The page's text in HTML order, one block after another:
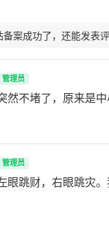
备案成功了，还能发表
管理员
然不堵了，原来是
管理员
眼跳财，右眼跳灾